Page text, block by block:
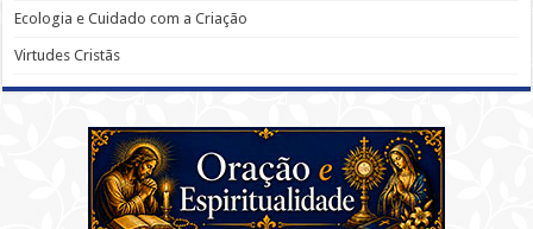
Ecologia e Cuidado com a Criação
Virtudes Cristãs